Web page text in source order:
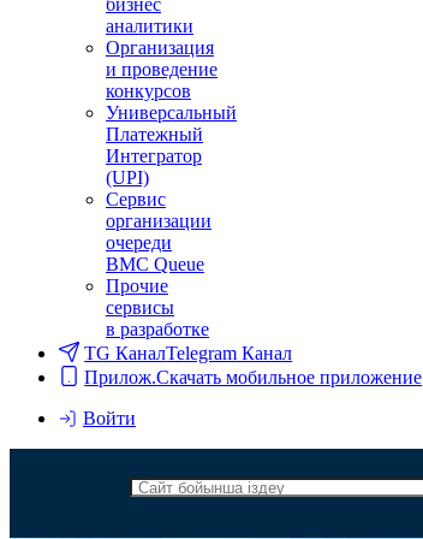
бизнес
аналитики
Организация
и проведение
конкурсов
Универсальный
Платежный
Интегратор
(UPI)
Сервис
организации
очереди
BMC Queue
Прочие
сервисы
в разработке
TG КаналTelegram Канал
Прилож.Скачать мобильное приложение
Войти